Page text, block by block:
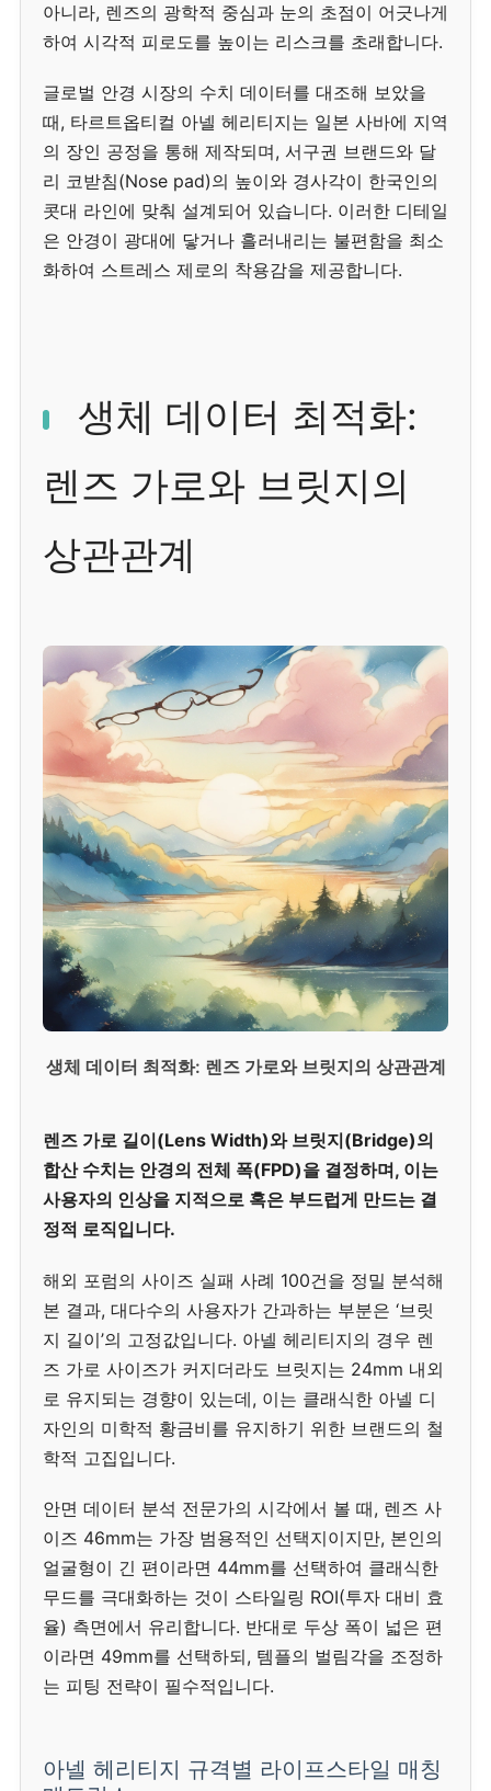
아니라, 렌즈의 광학적 중심과 눈의 초점이 어긋나게
하여 시각적 피로도를 높이는 리스크를 초래합니다.
글로벌 안경 시장의 수치 데이터를 대조해 보았을
때, 타르트옵티컬 아넬 헤리티지는 일본 사바에 지역
의 장인 공정을 통해 제작되며, 서구권 브랜드와 달
리 코받침(Nose pad)의 높이와 경사각이 한국인의
콧대 라인에 맞춰 설계되어 있습니다. 이러한 디테일
은 안경이 광대에 닿거나 흘러내리는 불편함을 최소
화하여 스트레스 제로의 착용감을 제공합니다.
생체 데이터 최적화:
렌즈 가로와 브릿지의
상관관계
생체 데이터 최적화: 렌즈 가로와 브릿지의 상관관계
렌즈 가로 길이(Lens Width)와 브릿지(Bridge)의
합산 수치는 안경의 전체 폭(FPD)을 결정하며, 이는
사용자의 인상을 지적으로 혹은 부드럽게 만드는 결
정적 로직입니다.
해외 포럼의 사이즈 실패 사례 100건을 정밀 분석해
본 결과, 대다수의 사용자가 간과하는 부분은 ‘브릿
지 길이’의 고정값입니다. 아넬 헤리티지의 경우 렌
즈 가로 사이즈가 커지더라도 브릿지는 24mm 내외
로 유지되는 경향이 있는데, 이는 클래식한 아넬 디
자인의 미학적 황금비를 유지하기 위한 브랜드의 철
학적 고집입니다.
안면 데이터 분석 전문가의 시각에서 볼 때, 렌즈 사
이즈 46mm는 가장 범용적인 선택지이지만, 본인의
얼굴형이 긴 편이라면 44mm를 선택하여 클래식한
무드를 극대화하는 것이 스타일링 ROI(투자 대비 효
율) 측면에서 유리합니다. 반대로 두상 폭이 넓은 편
이라면 49mm를 선택하되, 템플의 벌림각을 조정하
는 피팅 전략이 필수적입니다.
아넬 헤리티지 규격별 라이프스타일 매칭